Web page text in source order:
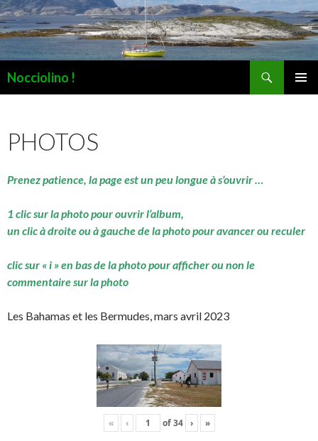
Nocciolino !
PHOTOS
Prenez patience, la page est un peu longue à s’ouvrir …
1 clic sur la photo pour ouvrir l’album,
un clic à droite ou à gauche de la photo pour avancer ou reculer
clic sur « i » en bas de la photo pour afficher ou non le
commentaire sur la photo
Les Bahamas et les Bermudes, mars avril 2023
« ‹ of34 › »